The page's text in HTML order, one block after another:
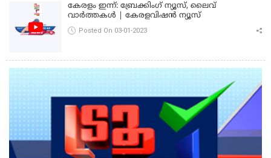
കേരളം ഇന്ന്: ബ്രേക്കിംഗ് ന്യൂസ്, ലൈവ്
വാർത്തകൾ | കേരളവിഷൻ ന്യൂസ്
Posted On 03-01-2023